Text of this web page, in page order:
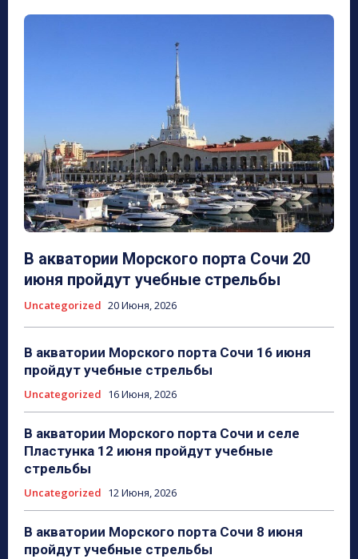
В акватории Морского порта Сочи 20
июня пройдут учебные стрельбы
Uncategorized 20 Июня, 2026
В акватории Морского порта Сочи 16 июня
пройдут учебные стрельбы
Uncategorized 16 Июня, 2026
В акватории Морского порта Сочи и селе
Пластунка 12 июня пройдут учебные
стрельбы
Uncategorized 12 Июня, 2026
В акватории Морского порта Сочи 8 июня
пройдут учебные стрельбы